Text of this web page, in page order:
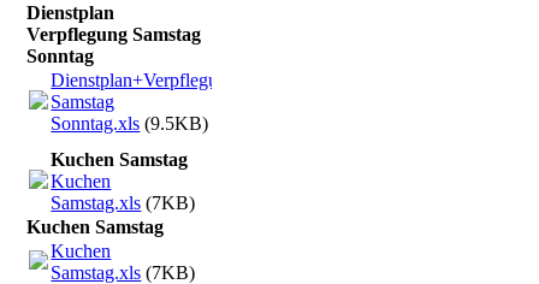
Dienstplan
Verpflegung Samstag
Sonntag
Dienstplan+Verpflegung
Samstag
Sonntag.xls (9.5KB)
Kuchen Samstag
Kuchen
Samstag.xls (7KB)
Kuchen Samstag
Kuchen
Samstag.xls (7KB)